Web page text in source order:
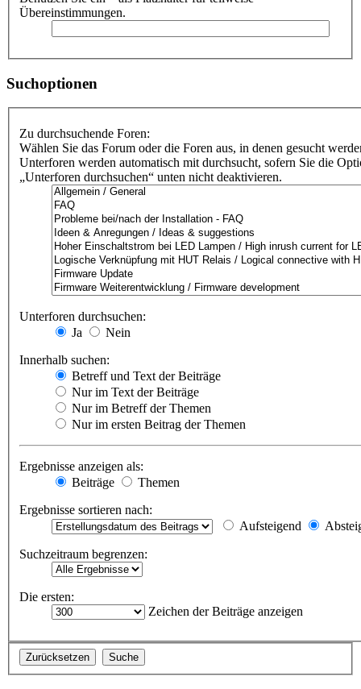
Übereinstimmungen.
Suchoptionen
Zu durchsuchende Foren:
Wählen Sie das Forum oder die Foren aus, in denen gesucht
Unterforen werden automatisch mit durchsucht, sofern Sie die
„Unterforen durchsuchen“ unten nicht deaktivieren.
Unterforen durchsuchen:
Ja
Nein
Innerhalb suchen:
Betreff und Text der Beiträge
Nur im Text der Beiträge
Nur im Betreff der Themen
Nur im ersten Beitrag der Themen
Ergebnisse anzeigen als:
Beiträge
Themen
Ergebnisse sortieren nach:
Aufsteigend
Suchzeitraum begrenzen:
Die ersten:
Zeichen der Beiträge anzeigen